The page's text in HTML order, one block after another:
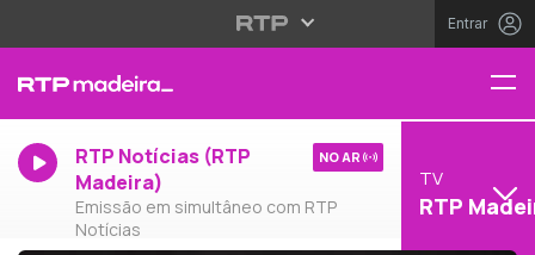
Entrar
RTP Notícias (RTP
Madeira)
Emissão em simultâneo com RTP
Notícias
NO AR
TV
RTP